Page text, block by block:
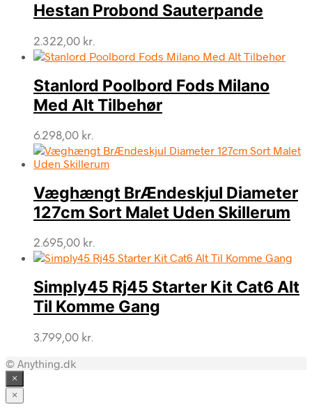
Hestan Probond Sauterpande
2.322,00 kr.
Stanlord Poolbord Fods Milano
Med Alt Tilbehør
6.298,00 kr.
Væghængt BrÆndeskjul Diameter
127cm Sort Malet Uden Skillerum
2.695,00 kr.
Simply45 Rj45 Starter Kit Cat6 Alt
Til Komme Gang
3.799,00 kr.
© Anything.dk
×
×